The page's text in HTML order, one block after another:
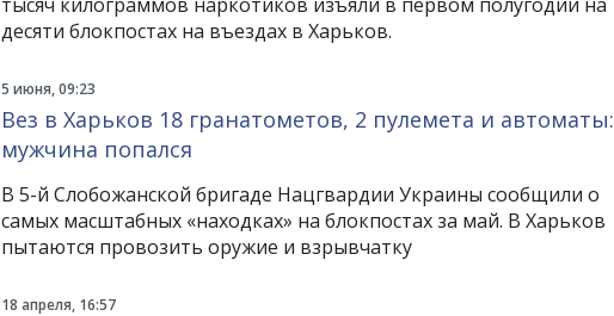
десяти блокпостах на въездах в Харьков.
5 июня, 09:23
Вез в Харьков 18 гранатометов, 2 пулемета и автоматы:
мужчина попался
В 5-й Слобожанской бригаде Нацгвардии Украины сообщили о
самых масштабных «находках» на блокпостах за май. В Харьков
пытаются провозить оружие и взрывчатку
18 апреля, 16:57